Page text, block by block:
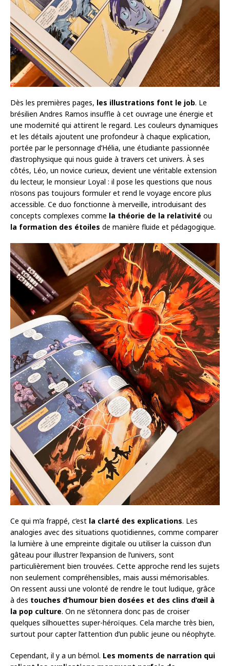
Dès les premières pages, les illustrations font le job. Le
brésilien Andres Ramos insuffle à cet ouvrage une énergie et
une modernité qui attirent le regard. Les couleurs dynamiques
et les détails ajoutent une profondeur à chaque explication,
portée par le personnage d’Hélia, une étudiante passionnée
d’astrophysique qui nous guide à travers cet univers. À ses
côtés, Léo, un novice curieux, devient une véritable extension
du lecteur, le monsieur Loyal : il pose les questions que nous
n’osons pas toujours formuler et rend le voyage encore plus
accessible. Ce duo fonctionne à merveille, introduisant des
concepts complexes comme la théorie de la relativité ou
la formation des étoiles de manière fluide et pédagogique.
Ce qui m’a frappé, c’est la clarté des explications. Les
analogies avec des situations quotidiennes, comme comparer
la lumière à une empreinte digitale ou utiliser la cuisson d’un
gâteau pour illustrer l’expansion de l’univers, sont
particulièrement bien trouvées. Cette approche rend les sujets
non seulement compréhensibles, mais aussi mémorisables.
On ressent aussi une volonté de rendre le tout ludique, grâce
à des touches d’humour bien dosées et des clins d’œil à
la pop culture. On ne s’étonnera donc pas de croiser
quelques silhouettes super-héroïques. Cela marche très bien,
surtout pour capter l’attention d’un public jeune ou néophyte.
Cependant, il y a un bémol. Les moments de narration qui